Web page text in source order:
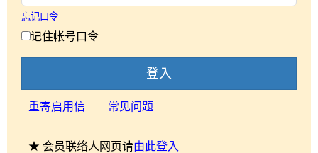
忘记口令
记住帐号口令
登入
重寄启用信 常见问题
★ 会员联络人网页请由此登入